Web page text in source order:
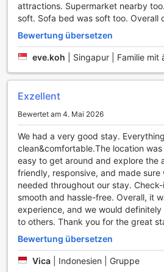
Zimmerausstattung im The Knight
Serviced Apartments
Die Zimmer im The Knight
Apartments bieten eine komfortable
für alle Reisenden. Jedes Zimmer
Fernseher ausgestattet, der Ihnen
von Satelliten- und Kabelkanälen
Zeitung zur Verfügung, damit Sie
Nachrichten informiert sind.
Für zusätzlichen Komfort sorgen die
Bademäntel, die Ihnen ein Gefühl
Entspannung vermitteln. Nach
Stadt können Sie sich mit einem
Zimmer frisch machen. Darüber
Kühlschrank zur Verfügung, in dem
Erfrischung nach einem
Kulinarische Erlebnisse im The
attractions. Supermarket nearby
soft. Sofa bed was soft too. Overall
Bewertung übersetzen
eve.koh Singapur | Familie mit
Exzellent
Bewertet am 4. Mai 2026
We had a very good stay.
clean&comfortable.The location
easy to get around and explore the
friendly, responsive, and made
needed throughout our stay.
smooth and hassle-free. Overall, it
experience, and we would
to others. Thank you for the great
Bewertung übersetzen
Vica Indonesien | Gruppe